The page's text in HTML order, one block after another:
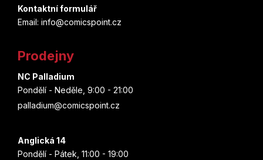
Kontaktní formulář
Email: info@comicspoint.cz
Prodejny
NC Palladium
Pondělí - Neděle, 9:00 - 21:00
palladium@comicspoint.cz
Anglická 14
Pondělí - Pátek, 11:00 - 19:00